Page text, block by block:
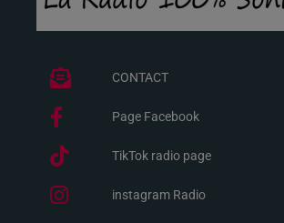
CONTACT
Page Facebook
TikTok radio page
instagram Radio